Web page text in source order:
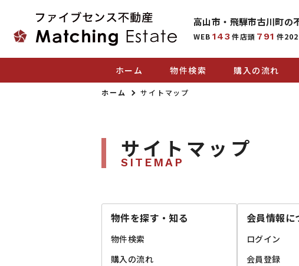
高山市・飛騨市古川町の
WEB 143 件店頭 791 件
ホーム 物件検索 購入の流れ
ホーム サイトマップ
サイトマップ
SITEMAP
物件を探す・知る
物件検索
購入の流れ
会員情報に
ログイン
会員登録